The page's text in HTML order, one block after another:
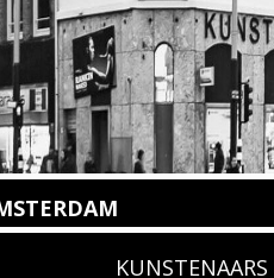
VX AmsterdamKUNSTENAARS